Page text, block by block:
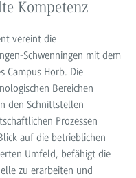
Kompetenz
vereint die
Schwenningen mit dem
Campus Horb. Die
Bereichen
den Schnittstellen
Prozessen
auf die betrieblichen
Umfeld, befähigt die
zu erarbeiten und